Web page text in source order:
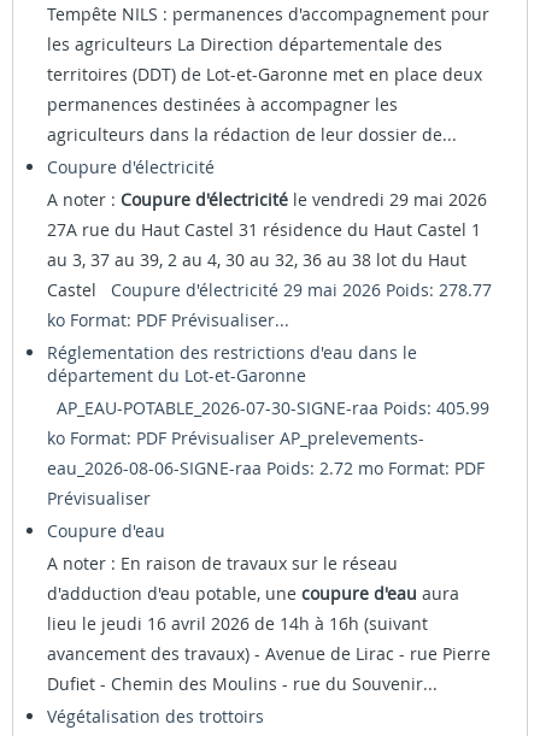
Tempête NILS : permanences d'accompagnement pour
les agriculteurs La Direction départementale des
territoires (DDT) de Lot-et-Garonne met en place deux
permanences destinées à accompagner les
agriculteurs dans la rédaction de leur dossier de...
Coupure d'électricité
A noter : Coupure d'électricité le vendredi 29 mai 2026
27A rue du Haut Castel 31 résidence du Haut Castel 1
au 3, 37 au 39, 2 au 4, 30 au 32, 36 au 38 lot du Haut
Castel Coupure d'électricité 29 mai 2026 Poids: 278.77
ko Format: PDF Prévisualiser...
Réglementation des restrictions d'eau dans le
département du Lot-et-Garonne
AP_EAU-POTABLE_2026-07-30-SIGNE-raa Poids: 405.99
ko Format: PDF Prévisualiser AP_prelevements-
eau_2026-08-06-SIGNE-raa Poids: 2.72 mo Format: PDF
Prévisualiser
Coupure d'eau
A noter : En raison de travaux sur le réseau
d'adduction d'eau potable, une coupure d'eau aura
lieu le jeudi 16 avril 2026 de 14h à 16h (suivant
avancement des travaux) - Avenue de Lirac - rue Pierre
Dufiet - Chemin des Moulins - rue du Souvenir...
Végétalisation des trottoirs